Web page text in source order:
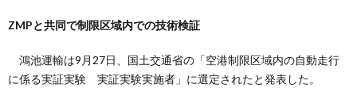
ZMPと共同で制限区域内での技術検証
鴻池運輸は9月27日、国土交通省の「空港制限区域内の自動走行
に係る実証実験 実証実験実施者」に選定されたと発表した。